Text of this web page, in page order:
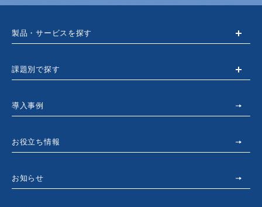
製品・サービスを探す
課題別で探す
導入事例
お役立ち情報
お知らせ